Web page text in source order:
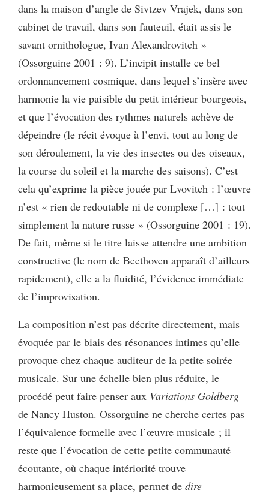
dans la maison d’angle de Sivtzev Vrajek, dans son
cabinet de travail, dans son fauteuil, était assis le
savant ornithologue, Ivan Alexandrovitch »
(Ossorguine 2001 : 9). L’incipit installe ce bel
ordonnancement cosmique, dans lequel s’insère avec
harmonie la vie paisible du petit intérieur bourgeois,
et que l’évocation des rythmes naturels achève de
dépeindre (le récit évoque à l’envi, tout au long de
son déroulement, la vie des insectes ou des oiseaux,
la course du soleil et la marche des saisons). C’est
cela qu’exprime la pièce jouée par Lvovitch : l’œuvre
n’est « rien de redoutable ni de complexe […] : tout
simplement la nature russe » (Ossorguine 2001 : 19).
De fait, même si le titre laisse attendre une ambition
constructive (le nom de Beethoven apparaît d’ailleurs
rapidement), elle a la fluidité, l’évidence immédiate
de l’improvisation.
La composition n’est pas décrite directement, mais
évoquée par le biais des résonances intimes qu’elle
provoque chez chaque auditeur de la petite soirée
musicale. Sur une échelle bien plus réduite, le
procédé peut faire penser aux Variations Goldberg
de Nancy Huston. Ossorguine ne cherche certes pas
l’équivalence formelle avec l’œuvre musicale ; il
reste que l’évocation de cette petite communauté
écoutante, où chaque intériorité trouve
harmonieusement sa place, permet de dire